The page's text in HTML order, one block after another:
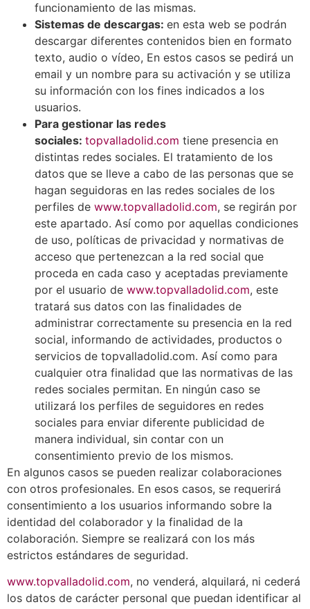
funcionamiento de las mismas.
Sistemas de descargas: en esta web se podrán
descargar diferentes contenidos bien en formato
texto, audio o vídeo, En estos casos se pedirá un
email y un nombre para su activación y se utiliza
su información con los fines indicados a los
usuarios.
Para gestionar las redes
sociales: topvalladolid.com tiene presencia en
distintas redes sociales. El tratamiento de los
datos que se lleve a cabo de las personas que se
hagan seguidoras en las redes sociales de los
perfiles de www.topvalladolid.com, se regirán por
este apartado. Así como por aquellas condiciones
de uso, políticas de privacidad y normativas de
acceso que pertenezcan a la red social que
proceda en cada caso y aceptadas previamente
por el usuario de www.topvalladolid.com, este
tratará sus datos con las finalidades de
administrar correctamente su presencia en la red
social, informando de actividades, productos o
servicios de topvalladolid.com. Así como para
cualquier otra finalidad que las normativas de las
redes sociales permitan. En ningún caso se
utilizará los perfiles de seguidores en redes
sociales para enviar diferente publicidad de
manera individual, sin contar con un
consentimiento previo de los mismos.
En algunos casos se pueden realizar colaboraciones
con otros profesionales. En esos casos, se requerirá
consentimiento a los usuarios informando sobre la
identidad del colaborador y la finalidad de la
colaboración. Siempre se realizará con los más
estrictos estándares de seguridad.
www.topvalladolid.com, no venderá, alquilará, ni cederá
los datos de carácter personal que puedan identificar al